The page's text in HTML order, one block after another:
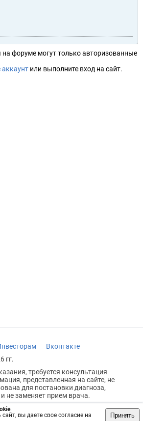
.
вы даете свое согласие на
Принять
форуме могут только авторизованные
аккаунт или выполните вход на сайт.
Вконтакте
гг.
требуется консультация
представленная на сайте, не
для постановки диагноза,
не заменяет прием врача.
18+